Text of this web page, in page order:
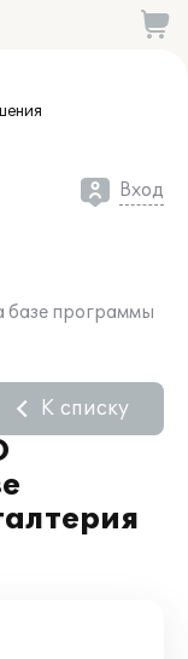
Вход
базе программы
К списку